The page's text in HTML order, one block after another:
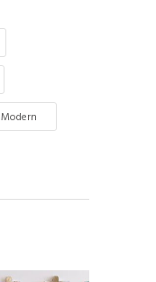
Modern